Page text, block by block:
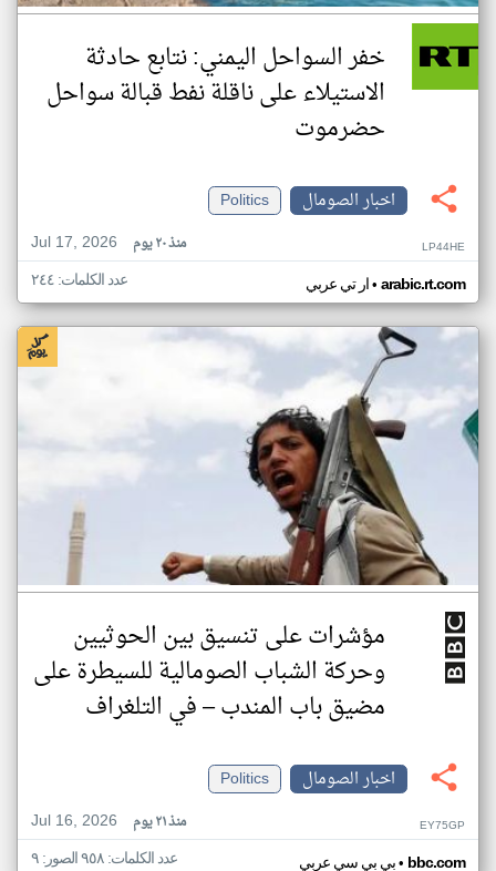
خفر السواحل اليمني: نتابع حادثة
الاستيلاء على ناقلة نفط قبالة سواحل
حضرموت
اخبار الصومال
Politics
Jul 17, 2026
منذ ٢٠ يوم LP44HE
ار تي عربي• arabic.rt.com عدد الكلمات: ٢٤٤
مؤشرات على تنسيق بين الحوثيين
وحركة الشباب الصومالية للسيطرة على
مضيق باب المندب – في التلغراف
اخبار الصومال
Politics
Jul 16, 2026
منذ ٢١ يوم EY75GP
بي بي سي عربي• bbc.com عدد الكلمات: ٩٥٨ الصور: ٩